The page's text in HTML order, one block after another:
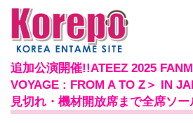
追加公演開催!!ATEEZ 2025
VOYAGE : FROM A TO Z＞ IN
見切れ・機材開放席まで全席ソー